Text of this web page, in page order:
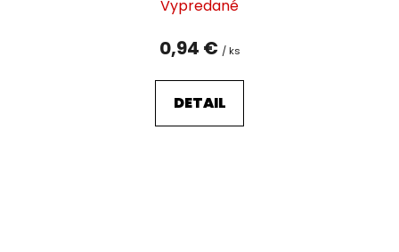
Vypredané
0,94 € / ks
DETAIL